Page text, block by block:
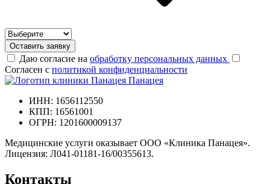
Оставить заявку
Даю согласие на обработку персональных данных
Согласен с политикой конфиденциальности
Панацея
ИНН: 1656112550
КПП: 16561001
ОГРН: 1201600009137
Медицинские услуги оказывает ООО «Клиника Панацея».
Лицензия: Л041-01181-16/00355613.
Контакты